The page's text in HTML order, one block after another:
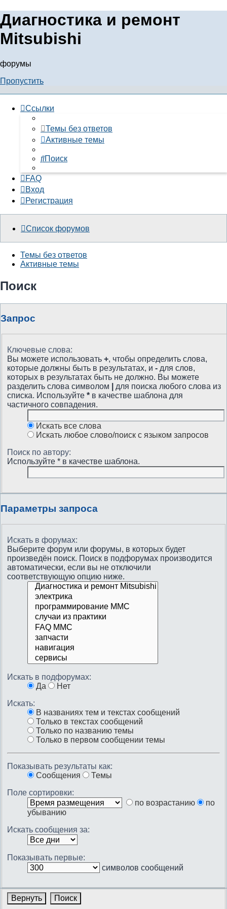
Диагностика и ремонт
Mitsubishi
форумы
Пропустить
Ссылки
Темы без ответов
Активные темы
Поиск
FAQ
Вход
Регистрация
Список форумов
Темы без ответов
Активные темы
Поиск
Запрос
Ключевые слова:
Вы можете использовать +, чтобы определить слова,
которые должны быть в результатах, и - для слов,
которых в результатах быть не должно. Вы можете
разделить слова символом
для поиска любого слова из
списка. Используйте * в качестве шаблона для
частичного совпадения.
Искать все слова
Искать любое слово/поиск с языком запросов
Поиск по автору:
Используйте * в качестве шаблона.
Параметры запроса
Искать в форумах:
Выберите форум или форумы, в которых будет
произведён поиск. Поиск в подфорумах производится
автоматически, если вы не отключили
соответствующую опцию ниже.
Искать в подфорумах:
Да
Нет
Искать:
В названиях тем и текстах сообщений
Только в текстах сообщений
Только по названию темы
Только в первом сообщении темы
Показывать результаты как:
Сообщения
Темы
Поле сортировки:
по возрастанию
по
убыванию
Искать сообщения за:
Показывать первые:
символов сообщений